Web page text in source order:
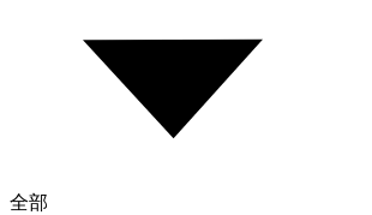
全部